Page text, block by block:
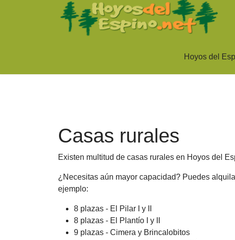
Hoyos del
Casas rurales
Existen multitud de casas rurales en Hoyos del
¿Necesitas aún mayor capacidad? Puedes
ejemplo:
8 plazas - El Pilar I y II
8 plazas - El Plantío I y II
9 plazas - Cimera y Brincalobitos